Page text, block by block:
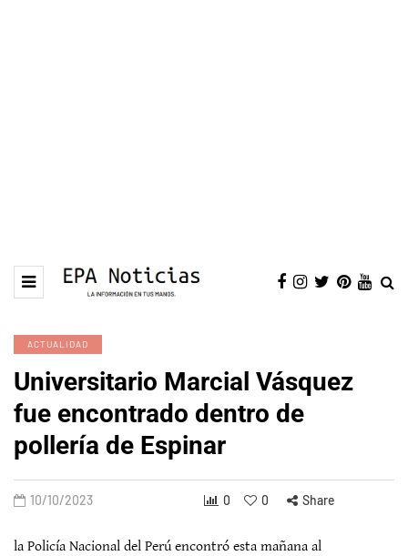
ACTUALIDAD
Universitario Marcial Vásquez
fue encontrado dentro de
pollería de Espinar
10/10/2023 0 0 Share
la Policía Nacional del Perú encontró esta mañana al